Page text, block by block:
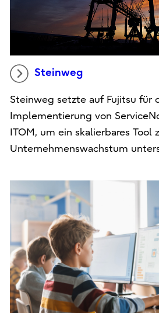
Steinweg
Steinweg setzte auf Fujitsu für
Implementierung von
ITOM, um ein skalierbares Tool
Unternehmenswachstum